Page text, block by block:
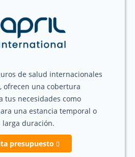
de salud internacionales
ofrecen una cobertura
tus necesidades como
una estancia temporal o
duración.
presupuesto